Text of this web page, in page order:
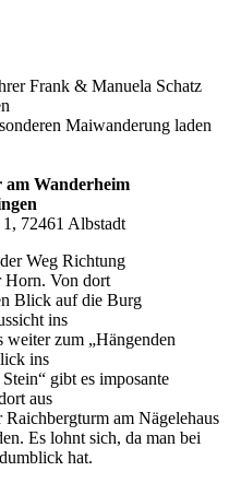
Frank & Manuela Schatz
Maiwanderung laden
am Wanderheim
72461 Albstadt
Weg Richtung
Horn. Von dort
Blick auf die Burg
ins
weiter zum „Hängenden
ins
gibt es imposante
aus
am Nägelehaus
Es lohnt sich, da man bei
hat.